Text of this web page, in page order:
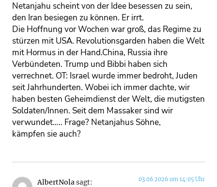
Netanjahu scheint von der Idee besessen zu sein,
den Iran besiegen zu können. Er irrt.
Die Hoffnung vor Wochen war groß, das Regime zu
stürzen mit USA. Revolutionsgarden haben die Welt
mit Hormus in der Hand.China, Russia ihre
Verbündeten. Trump und Bibbi haben sich
verrechnet. OT: Israel wurde immer bedroht, Juden
seit Jahrhunderten. Wobei ich immer dachte, wir
haben besten Geheimdienst der Welt, die mutigsten
Soldaten/Innen. Seit dem Massaker sind wir
verwundet….. Frage? Netanjahus Söhne,
kämpfen sie auch?
AlbertNolasagt: 03.06.2026 um 14:05 Uhr